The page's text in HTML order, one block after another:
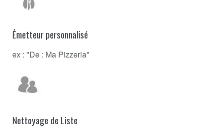
Émetteur personnalisé
ex : "De : Ma Pizzeria"
Nettoyage de Liste